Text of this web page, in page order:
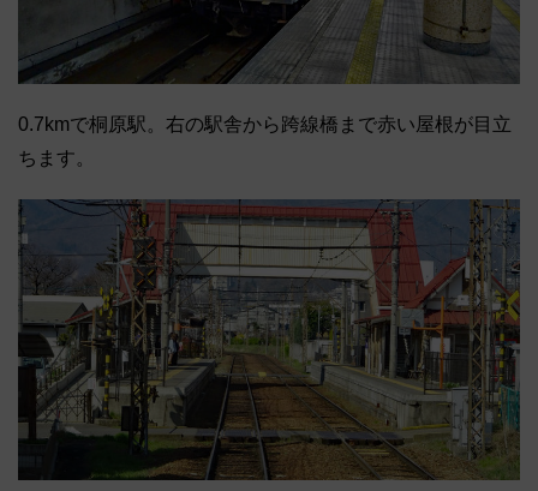
0.7kmで桐原駅。右の駅舎から跨線橋まで赤い屋根が目立
ちます。